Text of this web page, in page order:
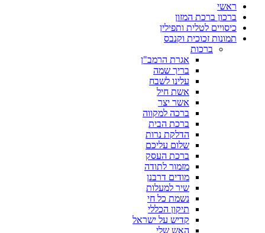
ראשי
ברכון ברכת המזון
כיסויים לטלית ותפילין
תמונות זכוכית וקנבס
ברכות
אגרת הרמב"ן
בריך שמה
עלינו לשבח
אשת חיל
אשר יצר
ברכה למקווה
ברכת הבית
הדלקת נרות
שלום עליכם
ברכת העסק
מזמור לתודה
מודים דרבנן
שיר למעלות
נשמת כל חי
תיקון הכללי
קדיש על ישראל
האש שלי